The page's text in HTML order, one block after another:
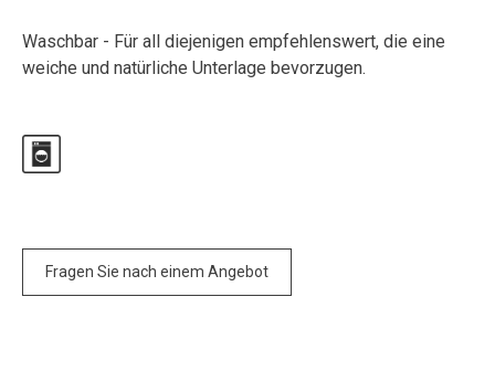
Waschbar - Für all diejenigen empfehlenswert, die eine
weiche und natürliche Unterlage bevorzugen.
Fragen Sie nach einem Angebot